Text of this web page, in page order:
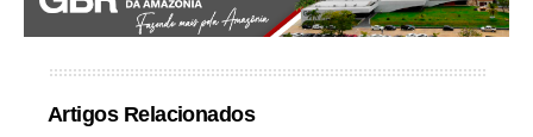
Artigos Relacionados